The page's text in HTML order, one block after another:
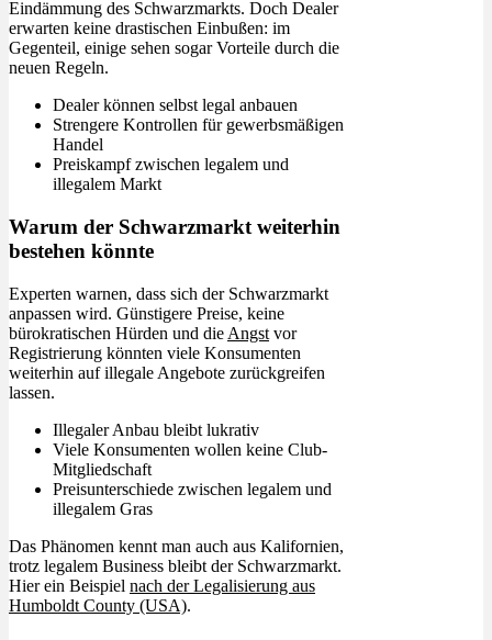
Eindämmung des Schwarzmarkts. Doch Dealer
erwarten keine drastischen Einbußen: im
Gegenteil, einige sehen sogar Vorteile durch die
neuen Regeln.
Dealer können selbst legal anbauen
Strengere Kontrollen für gewerbsmäßigen
Handel
Preiskampf zwischen legalem und
illegalem Markt
Warum der Schwarzmarkt weiterhin
bestehen könnte
Experten warnen, dass sich der Schwarzmarkt
anpassen wird. Günstigere Preise, keine
bürokratischen Hürden und die Angst vor
Registrierung könnten viele Konsumenten
weiterhin auf illegale Angebote zurückgreifen
lassen.
Illegaler Anbau bleibt lukrativ
Viele Konsumenten wollen keine Club-
Mitgliedschaft
Preisunterschiede zwischen legalem und
illegalem Gras
Das Phänomen kennt man auch aus Kalifornien,
trotz legalem Business bleibt der Schwarzmarkt.
Hier ein Beispiel nach der Legalisierung aus
Humboldt County (USA).